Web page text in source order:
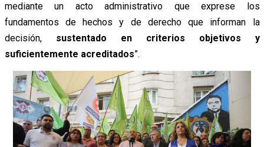
mediante un acto administrativo que exprese los
fundamentos de hechos y de derecho que informan la
decisión,sustentado en criterios objetivos y
suficientemente acreditados”.